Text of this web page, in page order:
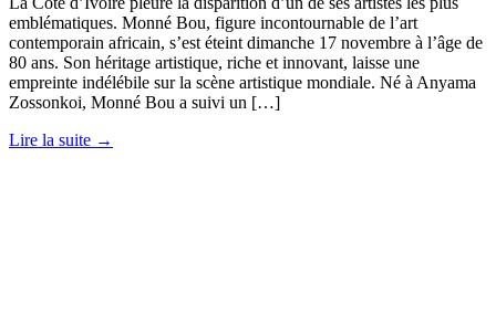
emblématiques. Monné Bou, figure incontournable de l’art
contemporain africain, s’est éteint dimanche 17 novembre à l’âge de
80 ans. Son héritage artistique, riche et innovant, laisse une
empreinte indélébile sur la scène artistique mondiale. Né à Anyama
Zossonkoi, Monné Bou a suivi un […]
Lire la suite →